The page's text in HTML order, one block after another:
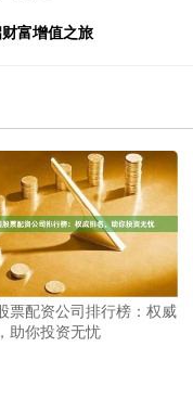
富增值之旅
票配资公司排行榜：权威
助你投资无忧